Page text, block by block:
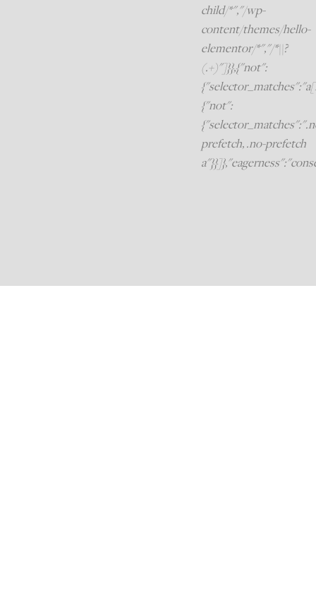
child/*","/wp-
content/themes/hello-
elementor/*","/*\\?
(.+)"]}},{"not":
{"not":
prefetch, .no-prefetch